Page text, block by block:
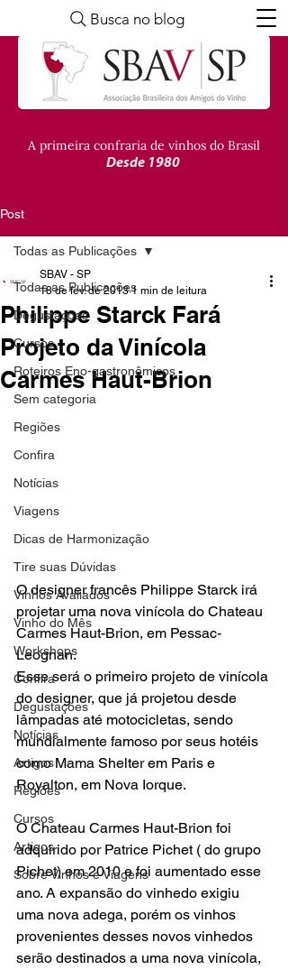
A primeira confraria de vinhos do Brasil
Desde 1980
Busca no blog
Post
Todas as Publicações
Degustações
Cursos
Roteiros Eno-gastronômicos
Sem categoria
Regiões
Confira
Notícias
Viagens
Dicas de Harmonização
Tire suas Dúvidas
Vinhos Avaliados
Vinho do Mês
Workshops
Confira
Degustações
Notícias
Artigos
Regiões
Cursos
Artigos
Sobre Vinhos e Viagens
Todas as Publicações
Philippe Starck Fará
Projeto da Vinícola
Carmes Haut-Brion
SBAV - SP
18 de fev. de 2013 1 min de leitura
O designer francês Philippe Starck irá
projetar uma nova vinícola do Chateau
Carmes Haut-Brion, em Pessac-
Leognan.
Esse será o primeiro projeto de vinícola
do designer, que já projetou desde
lâmpadas até motocicletas, sendo
mundialmente famoso por seus hotéis
como Mama Shelter em Paris e
Royalton, em Nova Iorque.
O Chateau Carmes Haut-Brion foi
adquirido por Patrice Pichet ( do grupo
Pichet) em 2010 e foi aumentado esse
ano. A expansão do vinhedo exigiu
uma nova adega, porém os vinhos
provenientes desses novos vinhedos
serão destinados a uma nova vinícola,